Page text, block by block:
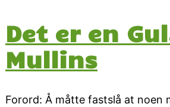
Det er en
Mullins
Forord: Å måtte fastslå at noen